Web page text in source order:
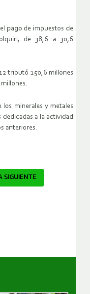
pago de impuestos de
de 38,6 a 30,6
tributó 150,6 millones
los minerales y metales
a la actividad
anteriores.
SIGUIENTE